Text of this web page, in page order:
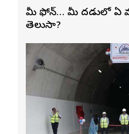
మీ ఫోన్… మీ మెదడులో ఏ
తెలుసా?